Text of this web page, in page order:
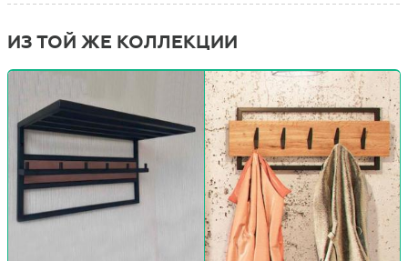
ИЗ ТОЙ ЖЕ КОЛЛЕКЦИИ